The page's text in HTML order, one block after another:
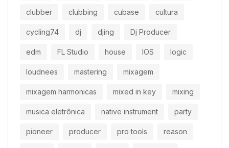
clubber clubbing cubase cultura
cycling74 dj djing Dj Producer
edm FL Studio house IOS logic
loudnees mastering mixagem
mixagem harmonicas mixed in key mixing
musica eletrônica native instrument party
pioneer producer pro tools reason